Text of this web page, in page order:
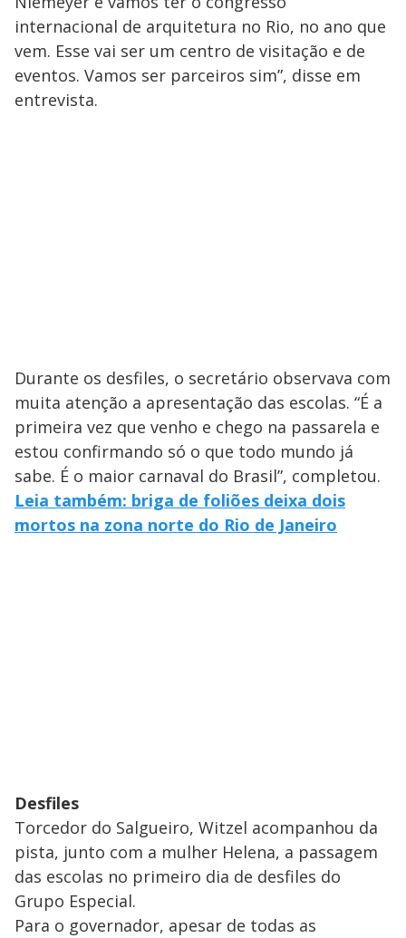
internacional de arquitetura no Rio, no ano que
vem. Esse vai ser um centro de visitação e de
eventos. Vamos ser parceiros sim”, disse em
entrevista.
Durante os desfiles, o secretário observava com
muita atenção a apresentação das escolas. “É a
primeira vez que venho e chego na passarela e
estou confirmando só o que todo mundo já
sabe. É o maior carnaval do Brasil”, completou.
Leia também: briga de foliões deixa dois
mortos na zona norte do Rio de Janeiro
Desfiles
Torcedor do Salgueiro, Witzel acompanhou da
pista, junto com a mulher Helena, a passagem
das escolas no primeiro dia de desfiles do
Grupo Especial.
Para o governador, apesar de todas as